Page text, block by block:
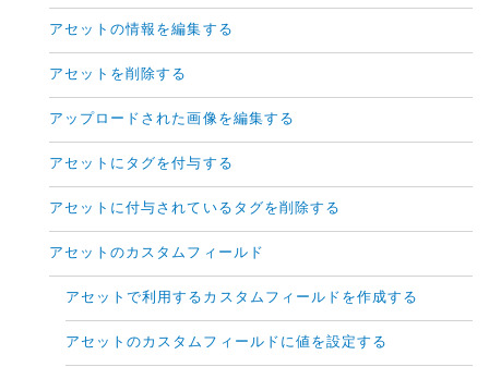
アセットの情報を編集する
アセットを削除する
アップロードされた画像を編集する
アセットにタグを付与する
アセットに付与されているタグを削除する
アセットのカスタムフィールド
アセットで利用するカスタムフィールドを作成する
アセットのカスタムフィールドに値を設定する